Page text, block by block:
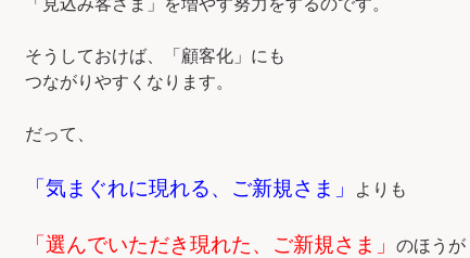
「見込み客さま」を増やす努力をするのです。
そうしておけば、「顧客化」にも
つながりやすくなります。
だって、
「気まぐれに現れる、ご新規さま」 よりも
「選んでいただき現れた、ご新規さま」 のほうが